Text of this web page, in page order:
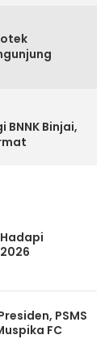
Binjai,
PSMS
FC